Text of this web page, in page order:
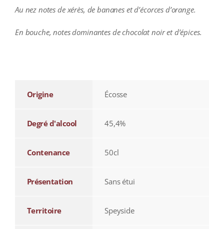
Au nez notes de xérès, de bananes et d’écorces d’orange.
En bouche, notes dominantes de chocolat noir et d’épices.
Origine Écosse
Degré d'alcool 45,4%
Contenance 50cl
Présentation Sans étui
Territoire Speyside